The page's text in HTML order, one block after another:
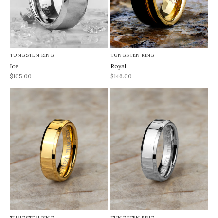
TUNGSTEN RING
Ice
REA-pris
$105.00
TUNGSTEN RING
Royal
REA-pris
$146.00